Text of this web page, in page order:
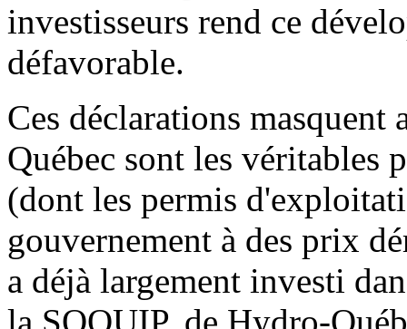
investisseurs rend ce
défavorable.
Ces déclarations
Québec sont les véritables
(dont les permis
gouvernement à des prix
a déjà largement investi